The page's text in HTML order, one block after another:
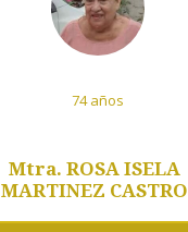
Mtra. ROSA ISELA
MARTINEZ CASTRO
74 años